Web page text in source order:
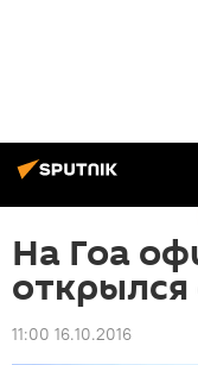
На Гоа
11:00 16.10.2016